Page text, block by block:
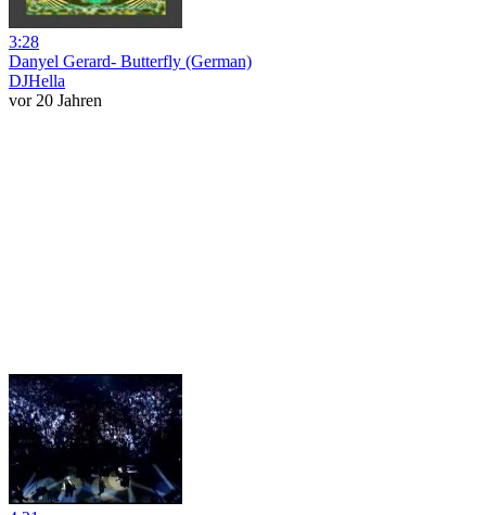
3:28
Danyel Gerard- Butterfly (German)
DJHella
vor 20 Jahren